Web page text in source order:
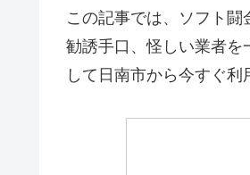
この記事では、ソフト
勧誘手口、怪しい業者を
して日南市から今すぐ利